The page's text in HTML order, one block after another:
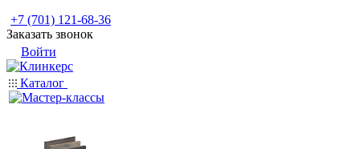
+7 (701) 121-68-36
Заказать звонок
Войти
Каталог